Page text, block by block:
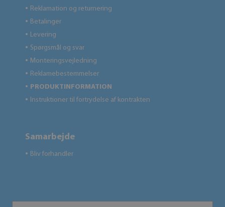
● Reklamation og returnering
● Betalinger
● Levering
● Spørgsmål og svar
● Monteringsvejledning
● Reklamebestemmelser
● PRODUKTINFORMATION
● Instruktioner til fortrydelse af kontrakten
Samarbejde
● Bliv forhandler